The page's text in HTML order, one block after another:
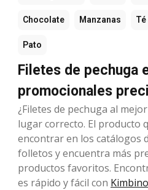
Chocolate Manzanas Té
Pato
Filetes de pechuga
promocionales
¿Filetes de pechuga al
lugar correcto. El producto
encontrar en los catálogos
folletos y encuentra más
productos favoritos.
es rápido y fácil con